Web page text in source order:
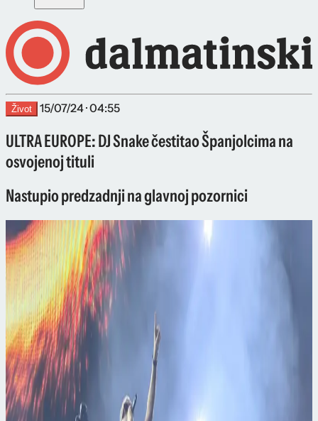
Život 15/07/24 · 04:55
ULTRA EUROPE: DJ Snake čestitao Španjolcima na
osvojenoj tituli
Nastupio predzadnji na glavnoj pozornici